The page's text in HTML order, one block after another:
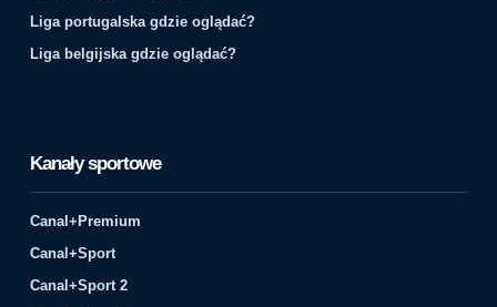
Liga portugalska gdzie oglądać?
Liga belgijska gdzie oglądać?
Kanały sportowe
Canal+Premium
Canal+Sport
Canal+Sport 2